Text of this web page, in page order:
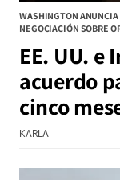
WASHINGTON ANUNCIA
NEGOCIACIÓN SOBRE
EE. UU. e
acuerdo
cinco
KARLA